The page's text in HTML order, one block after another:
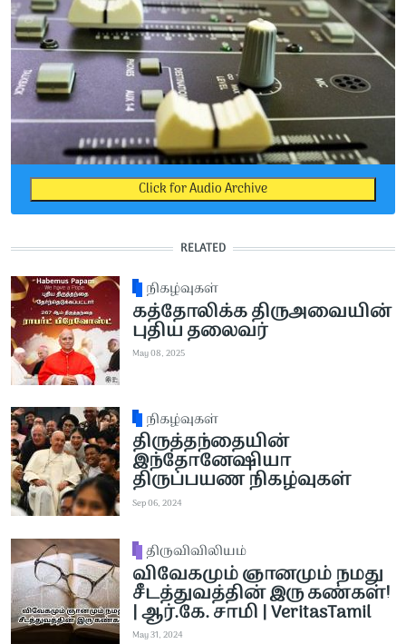
Click for Audio Archive
RELATED
நிகழ்வுகள்
கத்தோலிக்க திருஅவையின்
புதிய தலைவர்
May 08, 2025
நிகழ்வுகள்
திருத்தந்தையின்
இந்தோனேஷியா
திருப்பயண நிகழ்வுகள்
Sep 06, 2024
திருவிவிலியம்
விவேகமும் ஞானமும் நமது
சீடத்துவத்தின் இரு கண்கள்!
| ஆர்.கே. சாமி | VeritasTamil
May 31, 2024